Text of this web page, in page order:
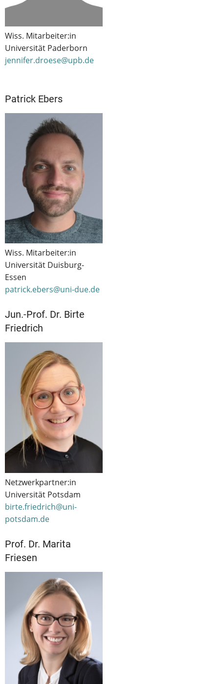
Wiss. Mitarbeiter:in
Universität Paderborn
jennifer.droese@upb.de
Patrick Ebers
Wiss. Mitarbeiter:in
Universität Duisburg-
Essen
patrick.ebers@uni-due.de
Jun.-Prof. Dr. Birte
Friedrich
Netzwerkpartner:in
Universität Potsdam
birte.friedrich@uni-
potsdam.de
Prof. Dr. Marita
Friesen